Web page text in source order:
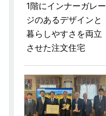
1階にインナーガレー
ジのあるデザインと
暮らしやすさを両立
させた注文住宅